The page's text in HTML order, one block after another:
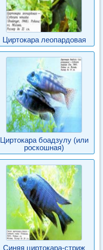
Циртокара леопардовая
Циртокара боадзулу (или
роскошная)
Синяя циртокара-стриж